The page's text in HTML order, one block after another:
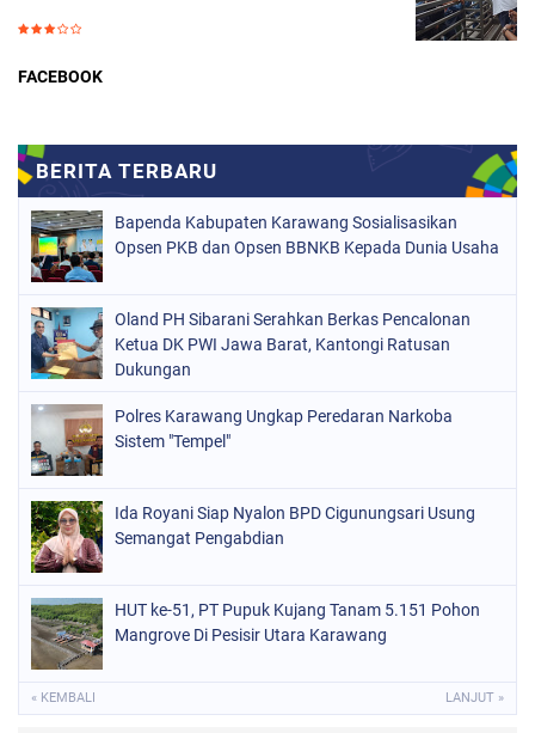
FACEBOOK
Bapenda Kabupaten Karawang Sosialisasikan
Opsen PKB dan Opsen BBNKB Kepada Dunia Usaha
Oland PH Sibarani Serahkan Berkas Pencalonan
Ketua DK PWI Jawa Barat, Kantongi Ratusan
Dukungan
Polres Karawang Ungkap Peredaran Narkoba
Sistem "Tempel"
Ida Royani Siap Nyalon BPD Cigunungsari Usung
Semangat Pengabdian
HUT ke-51, PT Pupuk Kujang Tanam 5.151 Pohon
Mangrove Di Pesisir Utara Karawang
« KEMBALI LANJUT »